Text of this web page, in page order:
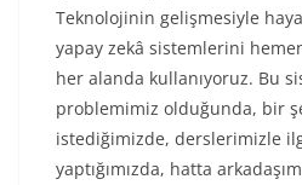
Teknolojinin gelişmesiyle
yapay zekâ sistemlerini
her alanda kullanıyoruz. Bu
problemimiz olduğunda, bir
istediğimizde, derslerimizle
yaptığımızda, hatta